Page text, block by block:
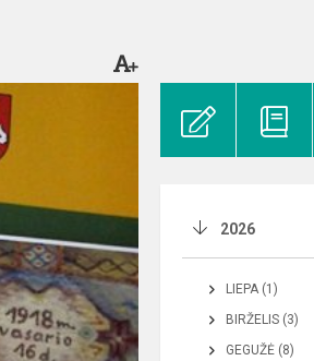
2026
LIEPA (1)
BIRŽELIS (3)
GEGUŽĖ (8)